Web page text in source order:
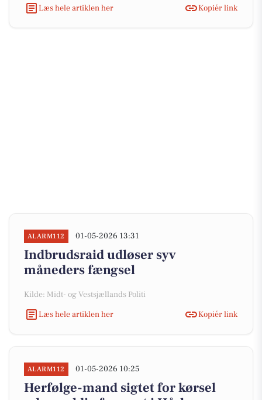
Læs hele artiklen her
Kopiér link
ALARM112 01-05-2026 13:31
Indbrudsraid udløser syv
måneders fængsel
Kilde: Midt- og Vestsjællands Politi
Læs hele artiklen her
Kopiér link
ALARM112 01-05-2026 10:25
Herfølge-mand sigtet for kørsel